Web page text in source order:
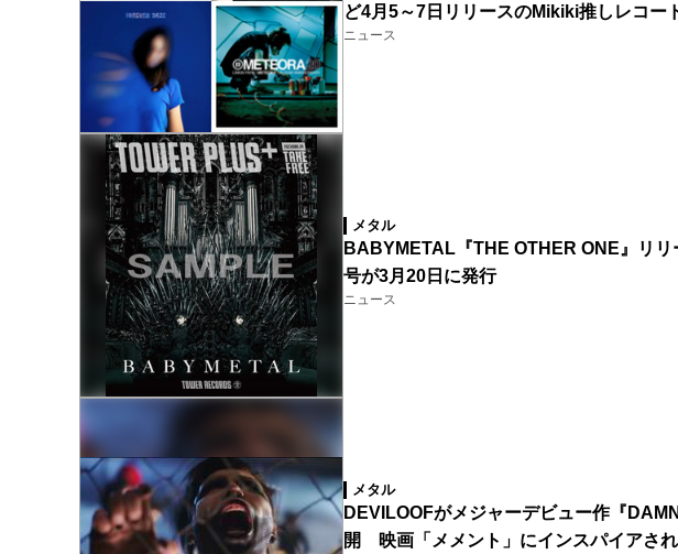
ど4月5～7日リリースのMikiki推しレコー
ニュース
メタル
BABYMETAL『THE OTHER ONE』リ
号が3月20日に発行
ニュース
メタル
DEVILOOFがメジャーデビュー作『
開 映画「メメント」にインスパイアさ